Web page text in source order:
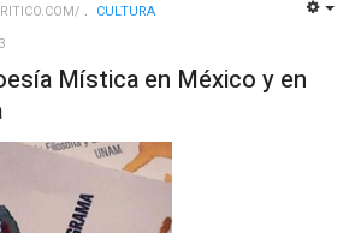
CULTURA
Mística en México y en